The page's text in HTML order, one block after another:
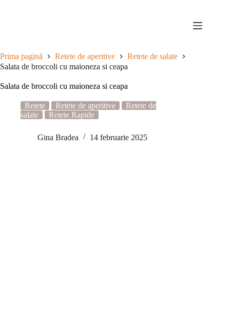
Prima pagină Retete de aperitive
Retete de salate
Salata de broccoli cu maioneza si ceapa
Salata de broccoli cu maioneza si ceapa
Retete Retete de aperitive
Retete de
salate
Retete Rapide
Gina Bradea 14 februarie 2025